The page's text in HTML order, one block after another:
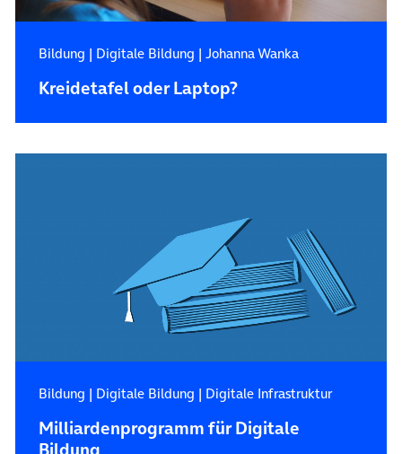
Bildung | Digitale Bildung | Johanna Wanka
Kreidetafel oder Laptop?
Bildung | Digitale Bildung | Digitale Infrastruktur
Milliardenprogramm für Digitale